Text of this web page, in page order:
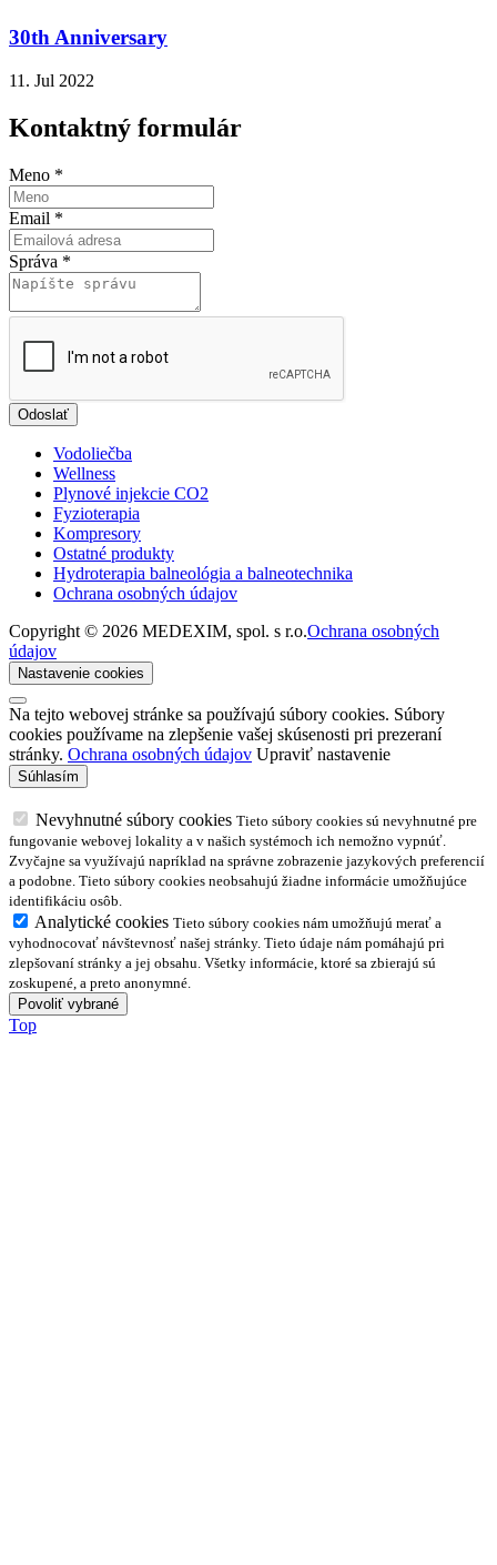
30th Anniversary
11. Jul 2022
Kontaktný formulár
Meno *
Email *
Správa *
Odoslať
Vodoliečba
Wellness
Plynové injekcie CO2
Fyzioterapia
Kompresory
Ostatné produkty
Hydroterapia balneológia a balneotechnika
Ochrana osobných údajov
Copyright © 2026 MEDEXIM, spol. s r.o.Ochrana osobných
údajov
Nastavenie cookies
Na tejto webovej stránke sa používajú súbory cookies. Súbory
cookies používame na zlepšenie vašej skúsenosti pri prezeraní
stránky. Ochrana osobných údajov Upraviť nastavenie
Nevyhnutné súbory cookies Tieto súbory cookies sú nevyhnutné pre
fungovanie webovej lokality a v našich systémoch ich nemožno vypnúť.
Zvyčajne sa využívajú napríklad na správne zobrazenie jazykových preferencií
a podobne. Tieto súbory cookies neobsahujú žiadne informácie umožňujúce
identifikáciu osôb.
Analytické cookies Tieto súbory cookies nám umožňujú merať a
vyhodnocovať návštevnosť našej stránky. Tieto údaje nám pomáhajú pri
zlepšovaní stránky a jej obsahu. Všetky informácie, ktoré sa zbierajú sú
zoskupené, a preto anonymné.
Top